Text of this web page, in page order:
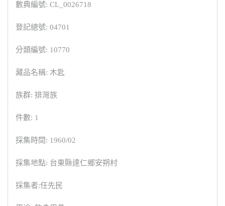
數典編號: CL_0026718
登記總號: 04701
分類編號: 10770
藏品名稱: 木匙
族群: 排灣族
件數: 1
採集時間: 1960/02
採集地點: 台東縣達仁鄉安朔村
採集者:任先民